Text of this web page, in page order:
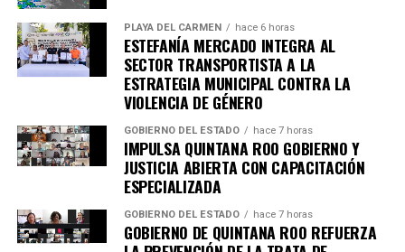
PLAYA DEL CARMEN hace 6 horas
ESTEFANÍA MERCADO INTEGRA AL
SECTOR TRANSPORTISTA A LA
ESTRATEGIA MUNICIPAL CONTRA LA
VIOLENCIA DE GÉNERO
GOBIERNO DEL ESTADO hace 7 horas
IMPULSA QUINTANA ROO GOBIERNO Y
JUSTICIA ABIERTA CON CAPACITACIÓN
ESPECIALIZADA
GOBIERNO DEL ESTADO hace 7 horas
GOBIERNO DE QUINTANA ROO REFUERZA